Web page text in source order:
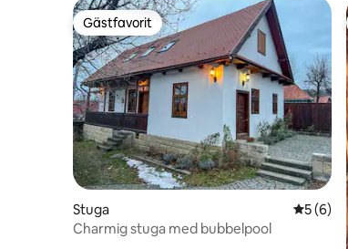
Gästfavorit
Gästfavorit
Stuga 5 av 5 i
5 (6)
Charmig stuga med bubbelpool